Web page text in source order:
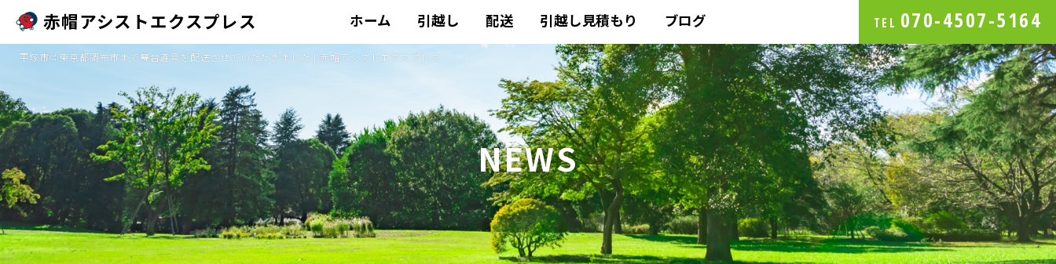
赤帽アシストエクスプレス TEL 070-4507-5164
ホーム 引越し 配送 引越し見積もり ブログ
平塚市⇨東京都調布市まで舞台道具を配送させていただきました | 赤帽アシストエクスプレス
NEWS